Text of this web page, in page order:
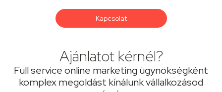
Kapcsolat
Ajánlatot kérnél?
Full service online marketing ügynökségként
komplex megoldást kínálunk vállalkozásod